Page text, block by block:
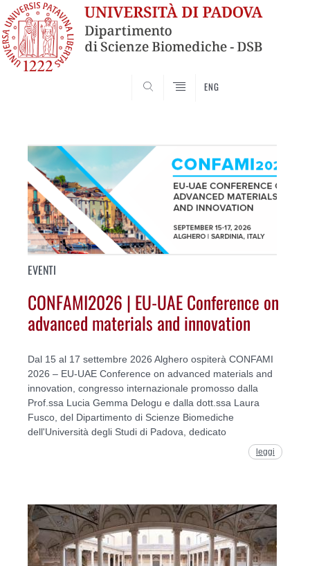
ENG
EVENTI
CONFAMI2026 | EU-UAE Conference on
advanced materials and innovation
Dal 15 al 17 settembre 2026 Alghero ospiterà CONFAMI
2026 – EU-UAE Conference on advanced materials and
innovation, congresso internazionale promosso dalla
Prof.ssa Lucia Gemma Delogu e dalla dott.ssa Laura
Fusco, del Dipartimento di Scienze Biomediche
dell'Università degli Studi di Padova, dedicato
leggi